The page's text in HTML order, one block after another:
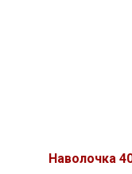
Наволочка